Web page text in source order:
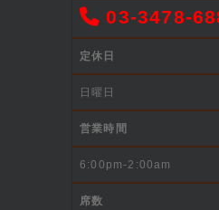
03-3478-
定休日
日曜日
営業時間
6:00pm-2:00am
席数